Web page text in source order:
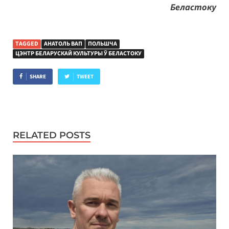
Беластоку
TAGGED АНАТОЛЬ ВАП
ПОЛЬШЧА
ЦЭНТР БЕЛАРУСКАЙ КУЛЬТУРЫ Ў БЕЛАСТОКУ
SHARE TWEET
RELATED POSTS